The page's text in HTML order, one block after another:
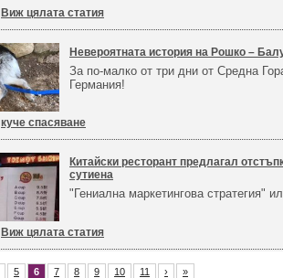
Виж цялата статия
Невероятната история на Рошко –
За по-малко от три дни от Средна
Германия!
куче спасяване
Китайски ресторант предлагал
сутиена
"Гениална маркетингова стратегия"
Виж цялата статия
5 6 7 8 9 10 11 › »